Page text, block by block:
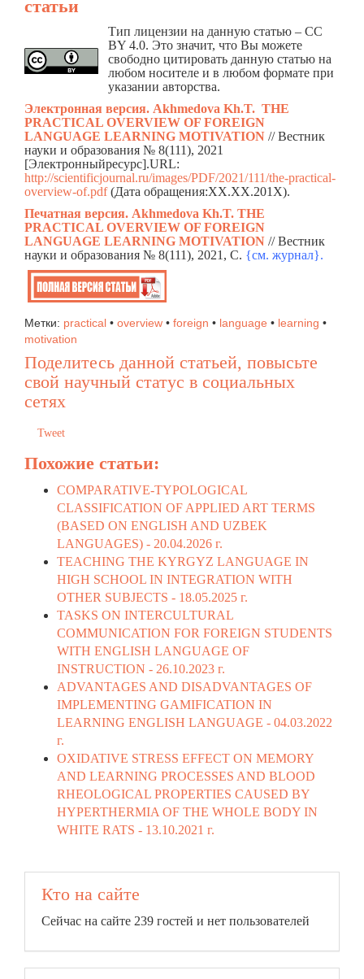
статьи
Тип лицензии на данную статью – CC
BY 4.0. Это значит, что Вы можете
свободно цитировать данную статью на
любом носителе и в любом формате при
указании авторства.
Электронная версия. Akhmedova Kh.T. THE
PRACTICAL OVERVIEW OF FOREIGN
LANGUAGE LEARNING MOTIVATION // Вестник
науки и образования № 8(111), 2021
[Электронныйресурс].URL:
http://scientificjournal.ru/images/PDF/2021/111/the-practical-
overview-of.pdf(Дата обращения:ХХ.ХХ.201Х).
Печатная версия. Akhmedova Kh.T. THE
PRACTICAL OVERVIEW OF FOREIGN
LANGUAGE LEARNING MOTIVATION // Вестник
науки и образования № 8(111), 2021, C. {см. журнал}.
Метки: practical • overview • foreign • language • learning •
motivation
Поделитесь данной статьей, повысьте
свой научный статус в социальных
сетях
Tweet
Похожие статьи:
COMPARATIVE-TYPOLOGICAL
CLASSIFICATION OF APPLIED ART TERMS
(BASED ON ENGLISH AND UZBEK
LANGUAGES) - 20.04.2026 г.
TEACHING THE KYRGYZ LANGUAGE IN
HIGH SCHOOL IN INTEGRATION WITH
OTHER SUBJECTS - 18.05.2025 г.
TASKS ON INTERCULTURAL
COMMUNICATION FOR FOREIGN STUDENTS
WITH ENGLISH LANGUAGE OF
INSTRUCTION - 26.10.2023 г.
ADVANTAGES AND DISADVANTAGES OF
IMPLEMENTING GAMIFICATION IN
LEARNING ENGLISH LANGUAGE - 04.03.2022
г.
OXIDATIVE STRESS EFFECT ON MEMORY
AND LEARNING PROCESSES AND BLOOD
RHEOLOGICAL PROPERTIES CAUSED BY
HYPERTHERMIA OF THE WHOLE BODY IN
WHITE RATS - 13.10.2021 г.
Кто на сайте
Сейчас на сайте 239 гостей и нет пользователей